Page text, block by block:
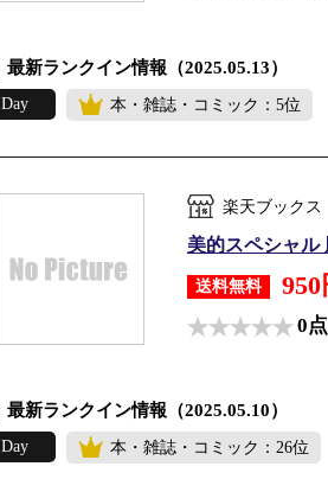
最新ランクイン情報（2025.05.13）
Day 本・雑誌・コミック：5位
楽天ブックス
美的スペシャル
送料無料 950
0点
最新ランクイン情報（2025.05.10）
Day 本・雑誌・コミック：26位